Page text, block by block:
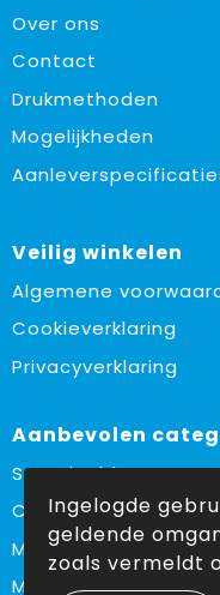
Over ons
Contact
Drukmethoden
Mogelijkheden
Veilig winkelen
Algemene
Cookieverklaring
Privacyverklaring
Aanbevolen
Sustainable
Custom made
Made in Europe
Must haves
Ingelogde
geldende
zoals vermeldt